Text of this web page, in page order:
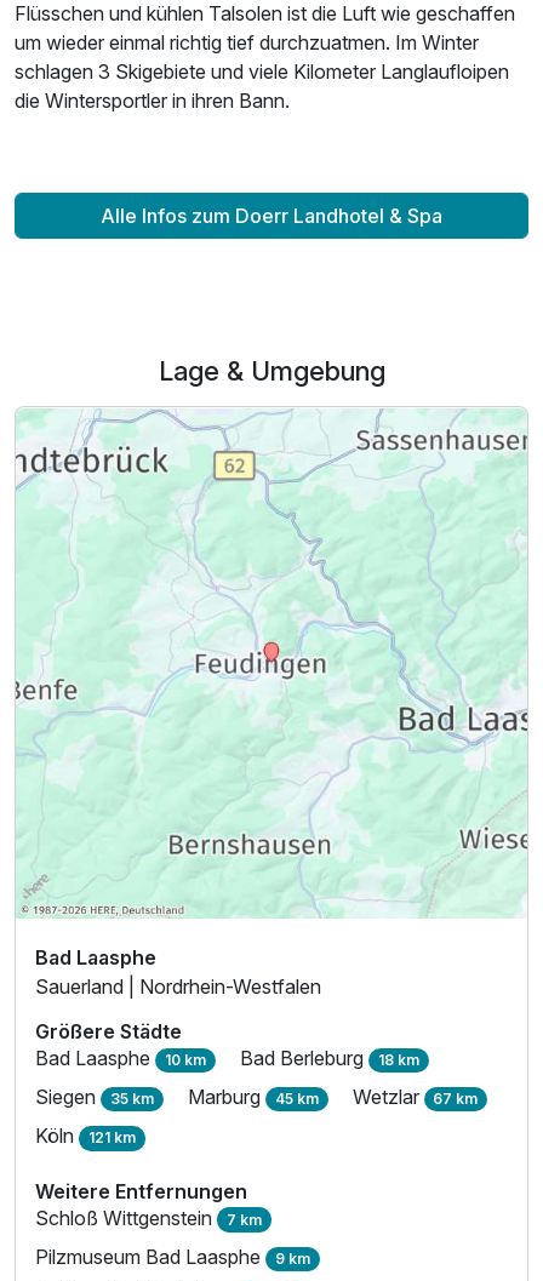
Flüsschen und kühlen Talsolen ist die Luft wie geschaffen
um wieder einmal richtig tief durchzuatmen. Im Winter
schlagen 3 Skigebiete und viele Kilometer Langlaufloipen
die Wintersportler in ihren Bann.
Alle Infos zum Doerr Landhotel & Spa
Lage & Umgebung
Bad Laasphe
Sauerland | Nordrhein-Westfalen
Größere Städte
Bad Laasphe 10 km Bad Berleburg 18 km
Siegen 35 km Marburg 45 km Wetzlar 67 km
Köln 121 km
Weitere Entfernungen
Schloß Wittgenstein 7 km
Pilzmuseum Bad Laasphe 9 km